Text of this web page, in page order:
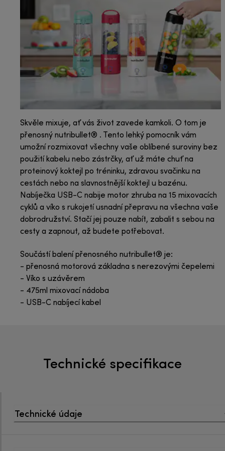
Skvěle mixuje, ať vás život zavede kamkoli. O tom je
přenosný nutribullet® . Tento lehký pomocník vám
umožní rozmixovat všechny vaše oblíbené suroviny bez
použití kabelu nebo zástrčky, ať už máte chuť na
proteinový koktejl po tréninku, zdravou svačinku na
cestách nebo na slavnostnější koktejl u bazénu.
Nabíječka USB-C nabije motor zhruba na 15 mixovacích
cyklů a víko s rukojetí usnadní přepravu na všechna vaše
dobrodružství. Stačí jej pouze nabít, zabalit s sebou na
cesty a zapnout, až budete potřebovat.
Součástí balení přenosného nutribullet® je:
- přenosná motorová základna s nerezovými čepelemi
- Víko s uzávěrem
- 475ml mixovací nádoba
- USB-C nabíjecí kabel
Technické specifikace
Technické údaje